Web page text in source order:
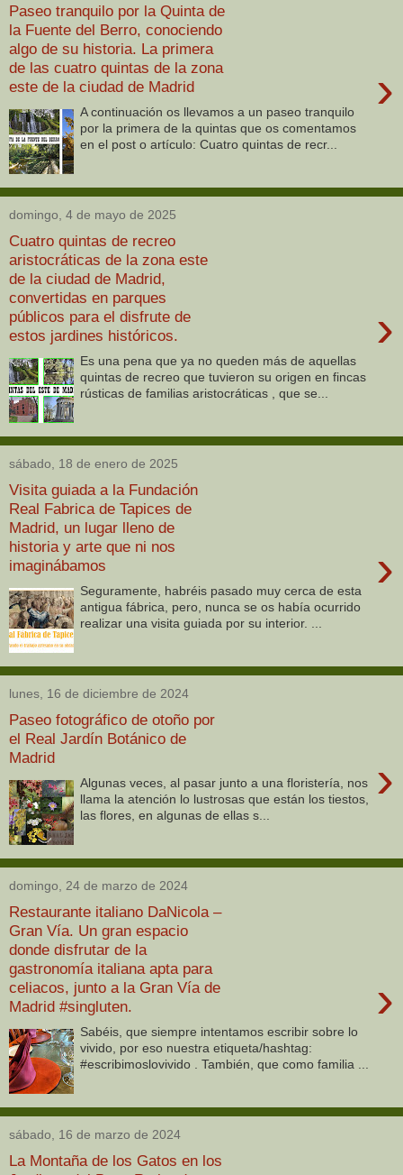
Paseo tranquilo por la Quinta de
la Fuente del Berro, conociendo
algo de su historia. La primera
de las cuatro quintas de la zona
este de la ciudad de Madrid
›
A continuación os llevamos a un paseo tranquilo
por la primera de la quintas que os comentamos
en el post o artículo: Cuatro quintas de recr...
domingo, 4 de mayo de 2025
Cuatro quintas de recreo
aristocráticas de la zona este
de la ciudad de Madrid,
convertidas en parques
públicos para el disfrute de
estos jardines históricos.
›
Es una pena que ya no queden más de aquellas
quintas de recreo que tuvieron su origen en fincas
rústicas de familias aristocráticas , que se...
sábado, 18 de enero de 2025
Visita guiada a la Fundación
Real Fabrica de Tapices de
Madrid, un lugar lleno de
historia y arte que ni nos
imaginábamos
›
Seguramente, habréis pasado muy cerca de esta
antigua fábrica, pero, nunca se os había ocurrido
realizar una visita guiada por su interior. ...
lunes, 16 de diciembre de 2024
Paseo fotográfico de otoño por
el Real Jardín Botánico de
Madrid
›
Algunas veces, al pasar junto a una floristería, nos
llama la atención lo lustrosas que están los tiestos,
las flores, en algunas de ellas s...
domingo, 24 de marzo de 2024
Restaurante italiano DaNicola –
Gran Vía. Un gran espacio
donde disfrutar de la
gastronomía italiana apta para
celiacos, junto a la Gran Vía de
Madrid #singluten.
›
Sabéis, que siempre intentamos escribir sobre lo
vivido, por eso nuestra etiqueta/hashtag:
#escribimoslovivido . También, que como familia ...
sábado, 16 de marzo de 2024
La Montaña de los Gatos en los